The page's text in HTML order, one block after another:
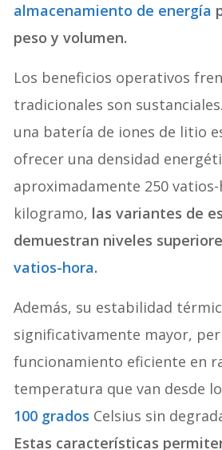
almacenamiento de energía
peso y volumen.
Los beneficios operativos
tradicionales son
una batería de iones de litio
ofrecer una densidad
aproximadamente 250
kilogramo, las variantes de
demuestran niveles
vatios-hora.
Además, su estabilidad
significativamente mayor,
funcionamiento eficiente en
temperatura que van desde
100 grados Celsius sin
Estas características